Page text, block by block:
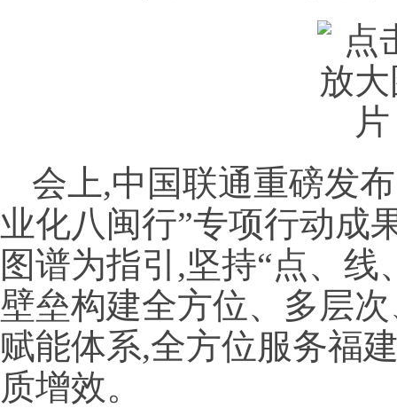
会上,中国联通重磅发
业化八闽行”专项行动成
图谱为指引,坚持“点、
壁垒构建全方位、多层
赋能体系,全方位服务福
质增效。